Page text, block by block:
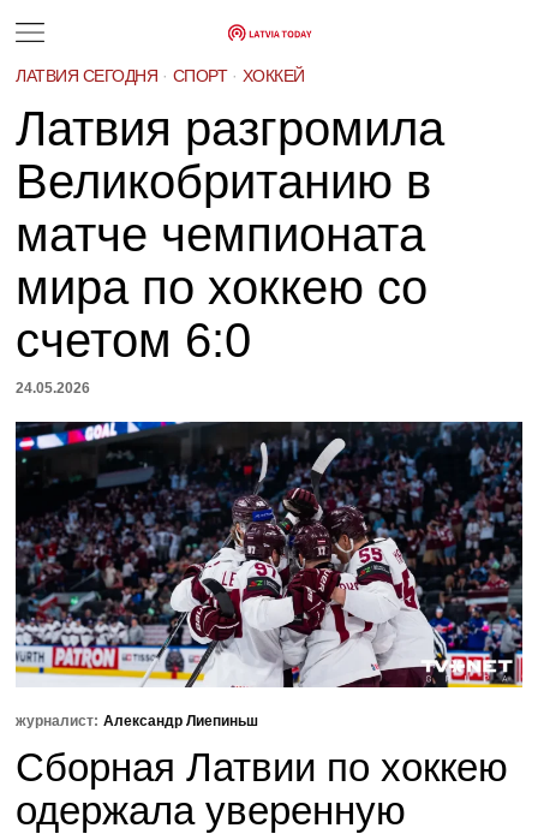
ЛАТВИЯ СЕГОДНЯ · СПОРТ · ХОККЕЙ
Латвия разгромила
Великобританию в
матче чемпионата
мира по хоккею со
счетом 6:0
24.05.2026
журналист: Александр Лиепиньш
Сборная Латвии по хоккею
одержала уверенную